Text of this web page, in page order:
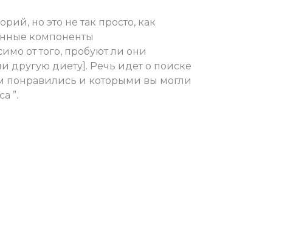
но это не так просто, как
компоненты
от того, пробуют ли они
другую диету]. Речь идет о поиске
и которыми вы могли
”.